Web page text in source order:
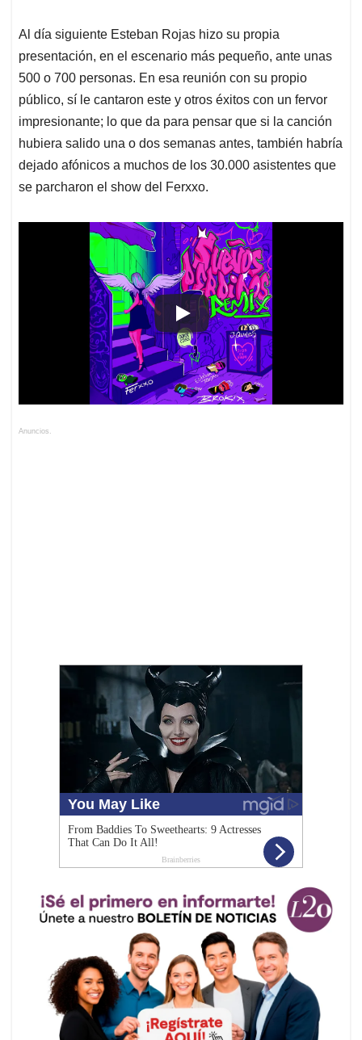
Al día siguiente Esteban Rojas hizo su propia
presentación, en el escenario más pequeño, ante unas
500 o 700 personas. En esa reunión con su propio
público, sí le cantaron este y otros éxitos con un fervor
impresionante; lo que da para pensar que si la canción
hubiera salido una o dos semanas antes, también habría
dejado afónicos a muchos de los 30.000 asistentes que
se parcharon el show del Ferxxo.
Anuncios.